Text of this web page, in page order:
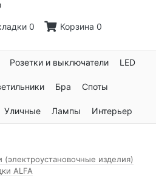
0 Корзина 0
Розетки и выключатели LED
Бра Споты
Уличные Лампы Интерьер
(электроустановочные изделия)
ALFA